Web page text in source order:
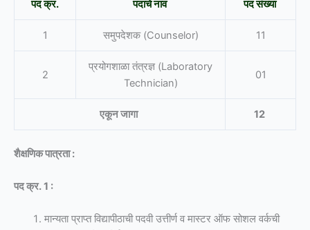
पद क्र. पदाचे नाव पद संख्या
1 समुपदेशक (Counselor) 11
2
प्रयोगशाळा तंत्रज्ञ (Laboratory
Technician)
01
एकून जागा 12
शैक्षणिक पात्रता :
पद क्र. 1 :
मान्यता प्राप्त विद्यापीठाची पदवी उत्तीर्ण व मास्टर ऑफ सोशल वर्कची